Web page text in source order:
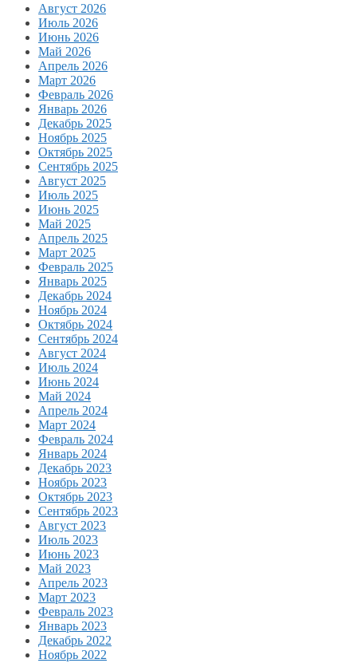
Август 2026
Июль 2026
Июнь 2026
Май 2026
Апрель 2026
Март 2026
Февраль 2026
Январь 2026
Декабрь 2025
Ноябрь 2025
Октябрь 2025
Сентябрь 2025
Август 2025
Июль 2025
Июнь 2025
Май 2025
Апрель 2025
Март 2025
Февраль 2025
Январь 2025
Декабрь 2024
Ноябрь 2024
Октябрь 2024
Сентябрь 2024
Август 2024
Июль 2024
Июнь 2024
Май 2024
Апрель 2024
Март 2024
Февраль 2024
Январь 2024
Декабрь 2023
Ноябрь 2023
Октябрь 2023
Сентябрь 2023
Август 2023
Июль 2023
Июнь 2023
Май 2023
Апрель 2023
Март 2023
Февраль 2023
Январь 2023
Декабрь 2022
Ноябрь 2022